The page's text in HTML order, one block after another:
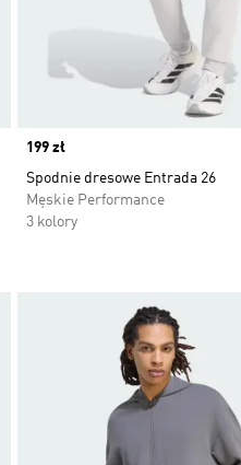
Price
199 zł
Spodnie dresowe Entrada 26
Męskie Performance
3 kolory
Dodaj do listy życzeń